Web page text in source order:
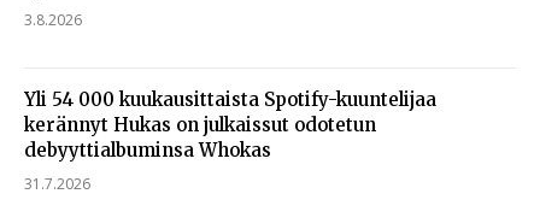
3.8.2026
Yli 54 000 kuukausittaista Spotify-kuuntelijaa
kerännyt Hukas on julkaissut odotetun
debyyttialbuminsa Whokas
31.7.2026